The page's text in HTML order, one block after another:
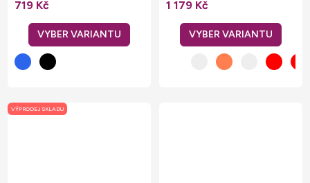
719 Kč 1 179 Kč
VÝPRODEJ SKLADU